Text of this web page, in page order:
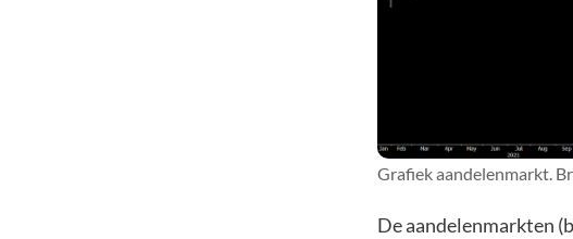
Grafiek aandelenmarkt.
De aandelenmarkten